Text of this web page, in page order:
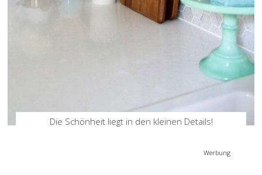
Die Schönheit liegt in den kleinen Details!
Werbung